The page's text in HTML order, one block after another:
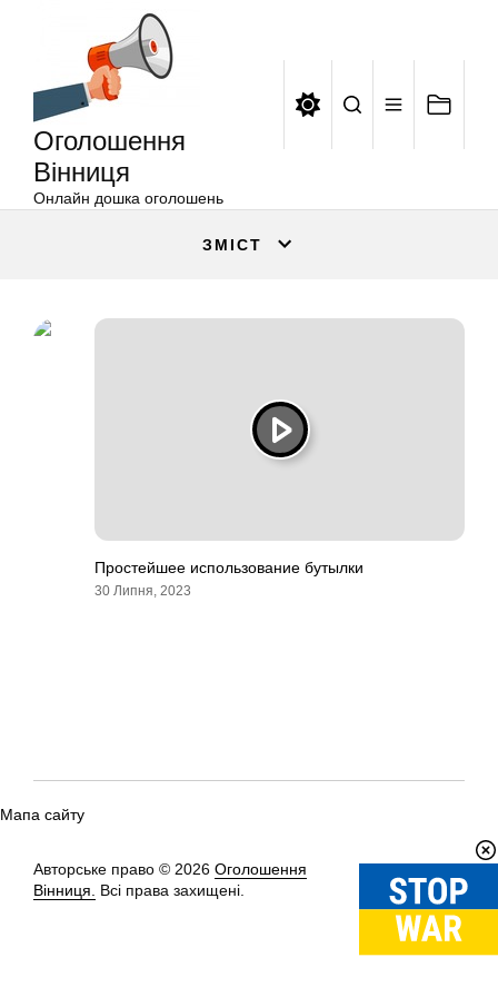
Оголошення
Вінниця
Онлайн дошка оголошень
ЗМІСТ
Простейшее использование бутылки
30 Липня, 2023
Мапа сайту
Авторське право © 2026 Оголошення
Вінниця.
Всі права захищені.
Вгору↑